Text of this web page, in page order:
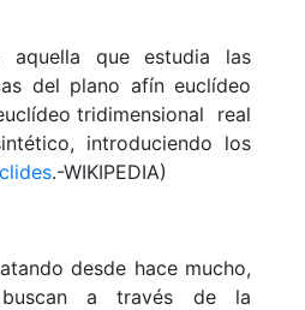
aquella que estudia las
del plano afín euclídeo
tridimensional real
introduciendo los
.-WIKIPEDIA)
desde hace mucho,
a través de la